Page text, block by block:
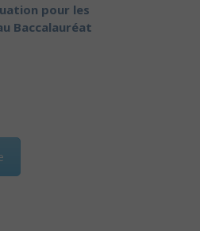
pour les
Baccalauréat